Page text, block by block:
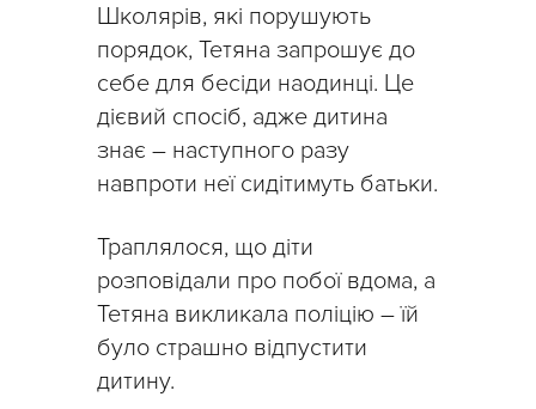
Школярів, які порушують
порядок, Тетяна запрошує до
себе для бесіди наодинці. Це
дієвий спосіб, адже дитина
знає – наступного разу
навпроти неї сидітимуть батьки.
Траплялося, що діти
розповідали про побої вдома, а
Тетяна викликала поліцію – їй
було страшно відпустити
дитину.